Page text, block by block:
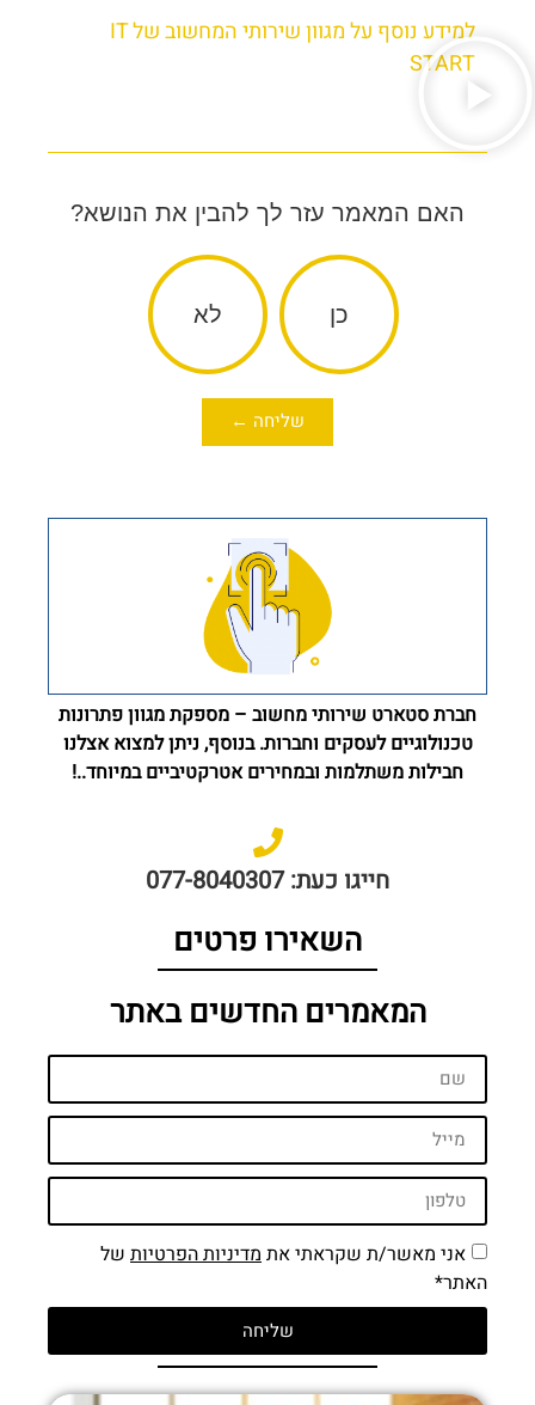
למידע נוסף על מגוון שירותי המחשוב של IT
START
האם המאמר עזר לך להבין את הנושא?
כן לא
שליחה ←
חברת סטארט שירותי מחשוב – מספקת מגוון פתרונות
טכנולוגיים לעסקים וחברות. בנוסף, ניתן למצוא אצלנו
חבילות משתלמות ובמחירים אטרקטיביים במיוחד..!
חייגו כעת: 077-8040307
השאירו פרטים
המאמרים החדשים באתר
אני מאשר/ת שקראתי אתמדיניות הפרטיות של
האתר*
שליחה